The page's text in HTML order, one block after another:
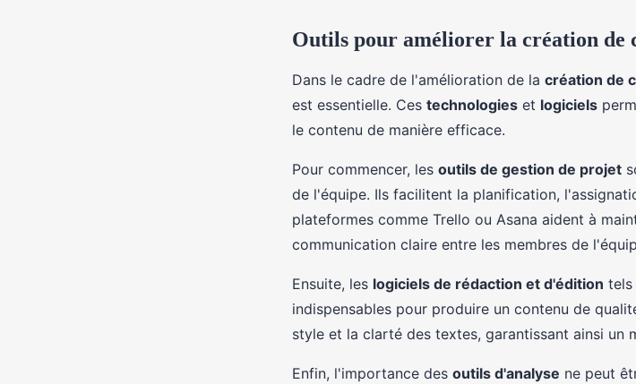
Outils pour améliorer la création de
Dans le cadre de l'amélioration de la création de
est essentielle. Ces technologies et logiciels
le contenu de manière efficace.
Pour commencer, les outils de gestion de projet
de l'équipe. Ils facilitent la planification,
plateformes comme Trello ou Asana aident à
communication claire entre les membres de
Ensuite, les logiciels de rédaction et d'édition tels
indispensables pour produire un contenu de
style et la clarté des textes, garantissant ainsi un
Enfin, l'importance des outils d'analyse ne peut